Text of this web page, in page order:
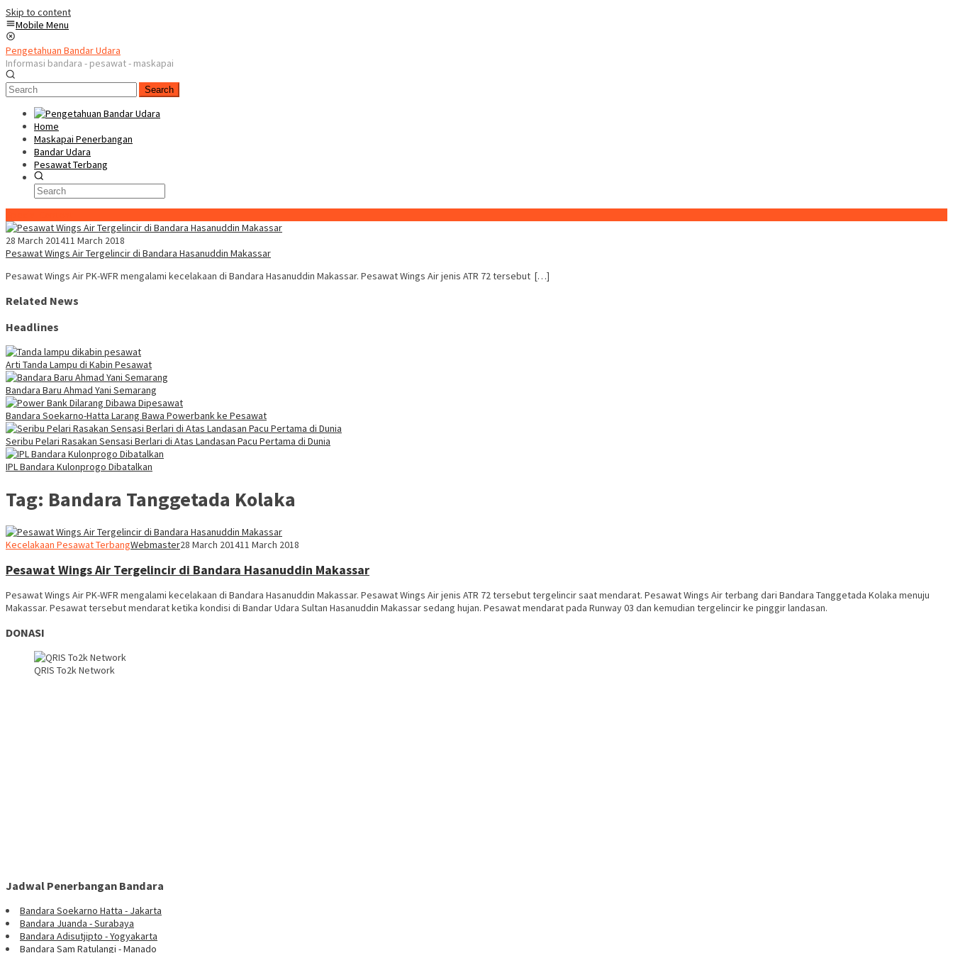
Skip to content
Mobile Menu
Pengetahuan Bandar Udara
Informasi bandara - pesawat - maskapai
Search
Home
Maskapai Penerbangan
Bandar Udara
Pesawat Terbang
28 March 201411 March 2018
Pesawat Wings Air Tergelincir di Bandara Hasanuddin Makassar
Pesawat Wings Air PK-WFR mengalami kecelakaan di Bandara Hasanuddin Makassar. Pesawat Wings Air jenis ATR 72 tersebut […]
Related News
Headlines
Arti Tanda Lampu di Kabin Pesawat
Bandara Baru Ahmad Yani Semarang
Bandara Soekarno-Hatta Larang Bawa Powerbank ke Pesawat
Seribu Pelari Rasakan Sensasi Berlari di Atas Landasan Pacu Pertama di Dunia
IPL Bandara Kulonprogo Dibatalkan
Tag: Bandara Tanggetada Kolaka
Kecelakaan Pesawat TerbangWebmaster28 March 201411 March 2018
Pesawat Wings Air Tergelincir di Bandara Hasanuddin Makassar
Pesawat Wings Air PK-WFR mengalami kecelakaan di Bandara Hasanuddin Makassar. Pesawat Wings Air jenis ATR 72 tersebut tergelincir saat mendarat. Pesawat Wings Air terbang dari Bandara Tanggetada Kolaka menuju
Makassar. Pesawat tersebut mendarat ketika kondisi di Bandar Udara Sultan Hasanuddin Makassar sedang hujan. Pesawat mendarat pada Runway 03 dan kemudian tergelincir ke pinggir landasan.
DONASI
QRIS To2k Network
Jadwal Penerbangan Bandara
Bandara Soekarno Hatta - Jakarta
Bandara Juanda - Surabaya
Bandara Adisutjipto - Yogyakarta
Bandara Sam Ratulangi - Manado